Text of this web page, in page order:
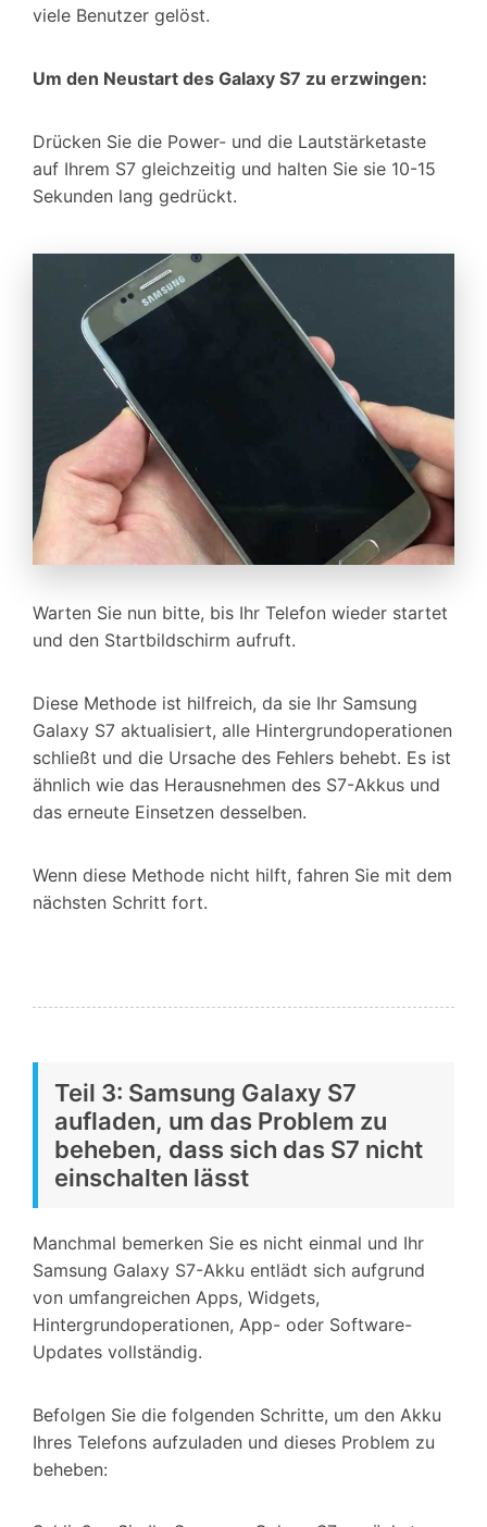
viele Benutzer gelöst.
Um den Neustart des Galaxy S7 zu erzwingen:
Drücken Sie die Power- und die Lautstärketaste
auf Ihrem S7 gleichzeitig und halten Sie sie 10-15
Sekunden lang gedrückt.
Warten Sie nun bitte, bis Ihr Telefon wieder startet
und den Startbildschirm aufruft.
Diese Methode ist hilfreich, da sie Ihr Samsung
Galaxy S7 aktualisiert, alle Hintergrundoperationen
schließt und die Ursache des Fehlers behebt. Es ist
ähnlich wie das Herausnehmen des S7-Akkus und
das erneute Einsetzen desselben.
Wenn diese Methode nicht hilft, fahren Sie mit dem
nächsten Schritt fort.
Teil 3: Samsung Galaxy S7
aufladen, um das Problem zu
beheben, dass sich das S7 nicht
einschalten lässt
Manchmal bemerken Sie es nicht einmal und Ihr
Samsung Galaxy S7-Akku entlädt sich aufgrund
von umfangreichen Apps, Widgets,
Hintergrundoperationen, App- oder Software-
Updates vollständig.
Befolgen Sie die folgenden Schritte, um den Akku
Ihres Telefons aufzuladen und dieses Problem zu
beheben: